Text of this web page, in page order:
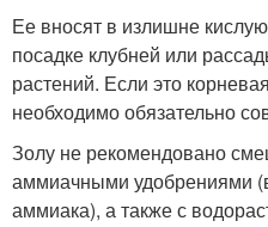
Ее вносят в излишне
посадке клубней или
растений. Если это
необходимо обязательно
Золу не рекомендовано
аммиачными удобрениями
аммиака), а также с